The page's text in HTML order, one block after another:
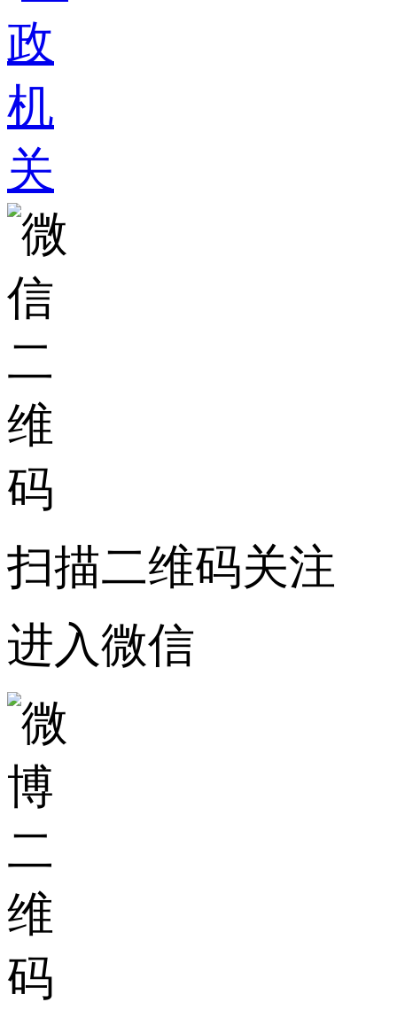
扫描二维码关注
进入微信